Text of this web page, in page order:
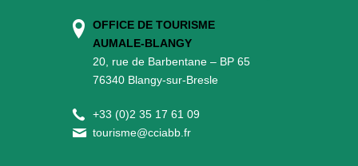
OFFICE DE TOURISME
AUMALE-BLANGY
20, rue de Barbentane – BP 65
76340 Blangy-sur-Bresle
+33 (0)2 35 17 61 09
tourisme@cciabb.fr